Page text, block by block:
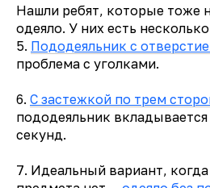
Нашли ребят, которые тоже
одеяло. У них есть
5. Пододеяльник с
проблема с уголками.
6. С застежкой по трем
пододеяльник
секунд.
7. Идеальный вариант,